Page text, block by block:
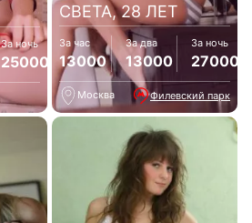
За ночь
25000
СВЕТА, 28 ЛЕТ
За час
13000
За два
13000
За ночь
27000
Москва Филевский парк